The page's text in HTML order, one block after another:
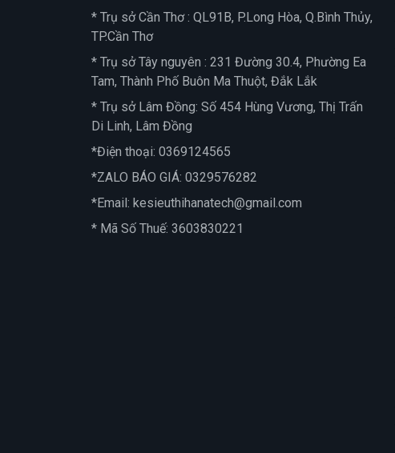
* Trụ sở Cần Thơ : QL91B, P.Long Hòa, Q.Bình Thủy,
TP.Cần Thơ
* Trụ sở Tây nguyên : 231 Đường 30.4, Phường Ea
Tam, Thành Phố Buôn Ma Thuột, Đắk Lắk
* Trụ sở Lâm Đồng: Số 454 Hùng Vương, Thị Trấn
Di Linh, Lâm Đồng
*Điện thoại: 0369124565
*ZALO BÁO GIÁ: 0329576282
*Email: kesieuthihanatech@gmail.com
* Mã Số Thuế: 3603830221